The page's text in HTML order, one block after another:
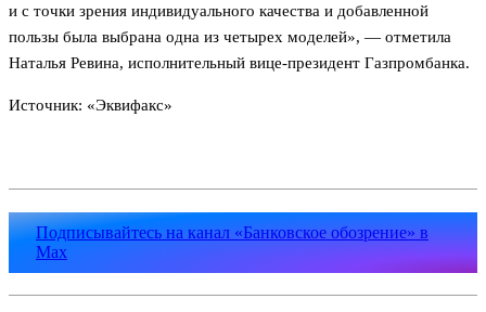
и с точки зрения индивидуального качества и добавленной
пользы была выбрана одна из четырех моделей», — отметила
Наталья Ревина, исполнительный вице-президент Газпромбанка.
Источник: «Эквифакс»
Подписывайтесь на канал «Банковское обозрение» в
Max